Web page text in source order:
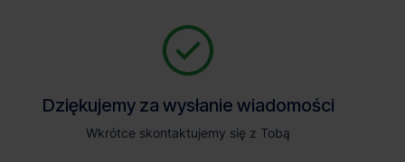
Dziękujemy za wysłanie wiadomości
Wkrótce skontaktujemy się z Tobą
Jesteśmy tu, żeby Ci pomóc. Niezależnie od tego, na jakim etapie
pomożemy Ci wybrać najlepszą ofertę. Napisz do nas!
Dziękujemy za wysłanie wiadomości
Wkrótce skontaktujemy się z Tobą